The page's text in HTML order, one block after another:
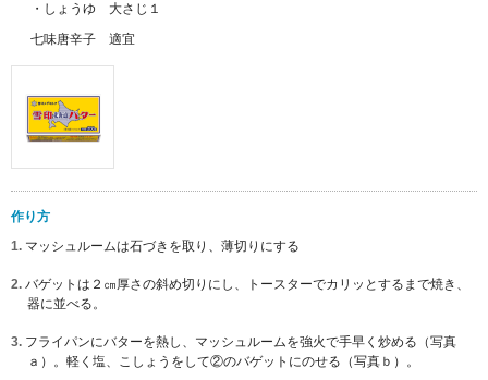
・しょうゆ 大さじ１
七味唐辛子 適宜
作り方
1. マッシュルームは石づきを取り、薄切りにする
2. バゲットは２㎝厚さの斜め切りにし、トースターでカリッとするまで焼き、
器に並べる。
3. フライパンにバターを熱し、マッシュルームを強火で手早く炒める（写真
ａ）。軽く塩、こしょうをして②のバゲットにのせる（写真ｂ）。